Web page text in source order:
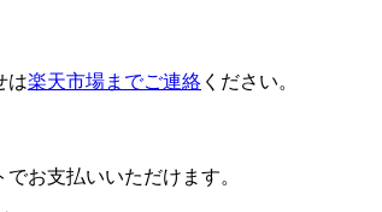
は楽天市場までご連絡 ください。
お支払いいただけます。